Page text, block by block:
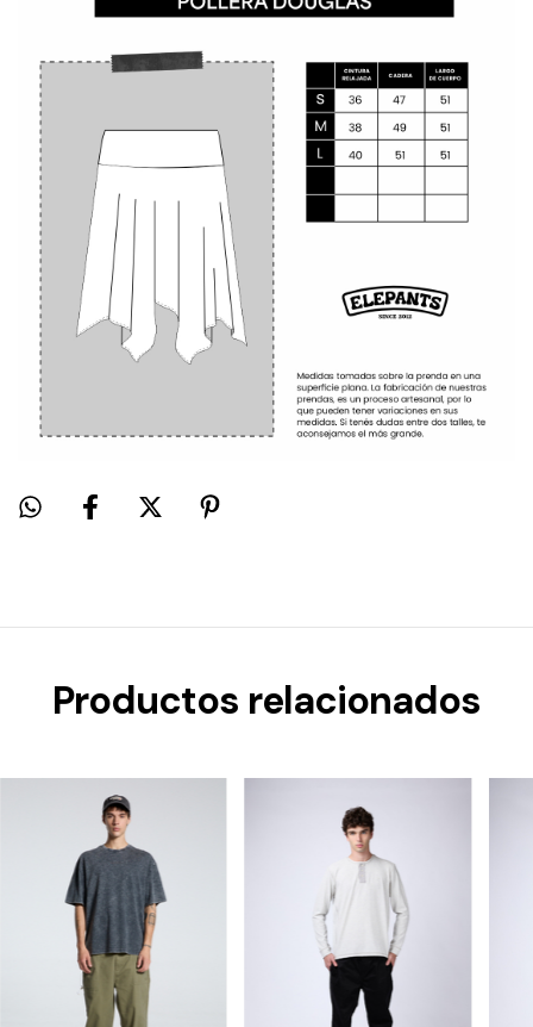
Productos relacionados